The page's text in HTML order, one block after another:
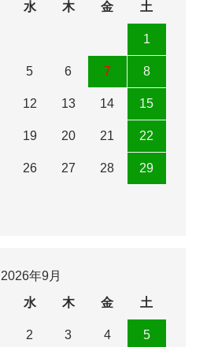
水 木 金 土
1
5 6 7 8
12 13 14 15
19 20 21 22
26 27 28 29
2026年9月
水 木 金 土
2 3 4 5